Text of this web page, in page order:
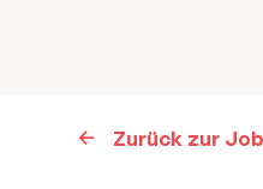
Zurück zur